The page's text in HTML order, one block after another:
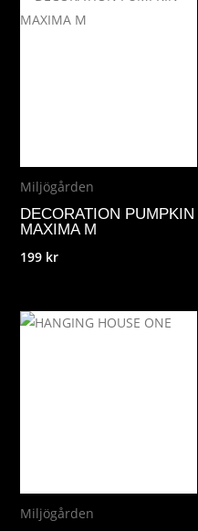
Miljögården
DECORATION PUMPKIN
MAXIMA M
199 kr
Miljögården